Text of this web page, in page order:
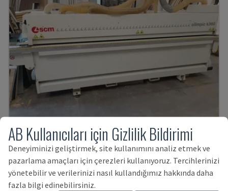
OLIMPIC K360 T-ER1
SCM - KENAR BANDLAMA MAKINESI
2017
AB Kullanıcıları için Gizlilik Bildirimi
Deneyiminizi geliştirmek, site kullanımını analiz etmek ve
pazarlama amaçları için çerezleri kullanıyoruz. Tercihlerinizi
yönetebilir ve verilerinizi nasıl kullandığımız hakkında daha
fazla bilgi edinebilirsiniz.